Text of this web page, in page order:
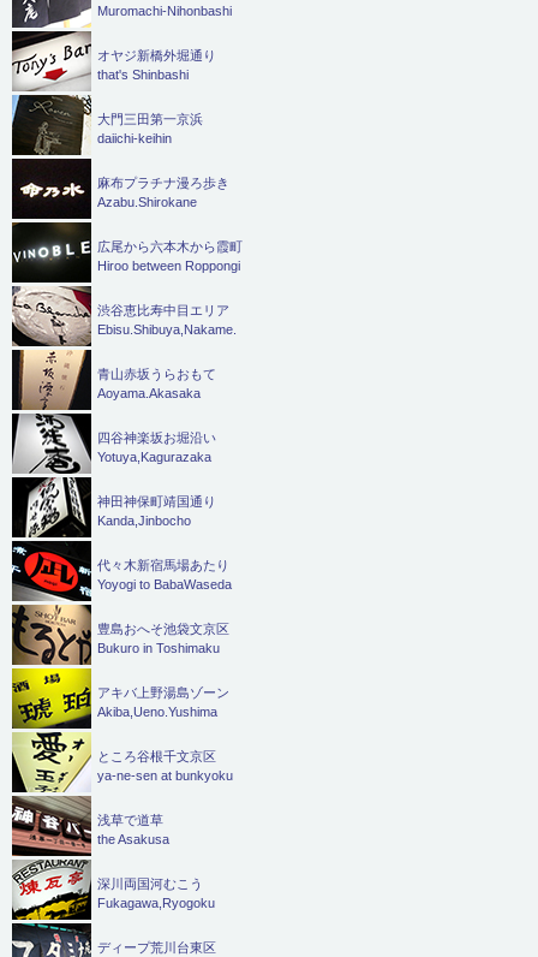
Muromachi-Nihonbashi
オヤジ新橋外堀通り
that's Shinbashi
大門三田第一京浜
daiichi-keihin
麻布プラチナ漫ろ歩き
Azabu.Shirokane
広尾から六本木から霞町
Hiroo between Roppongi
渋谷恵比寿中目エリア
Ebisu.Shibuya,Nakame.
青山赤坂うらおもて
Aoyama.Akasaka
四谷神楽坂お堀沿い
Yotuya,Kagurazaka
神田神保町靖国通り
Kanda,Jinbocho
代々木新宿馬場あたり
Yoyogi to BabaWaseda
豊島おへそ池袋文京区
Bukuro in Toshimaku
アキバ上野湯島ゾーン
Akiba,Ueno.Yushima
ところ谷根千文京区
ya-ne-sen at bunkyoku
浅草で道草
the Asakusa
深川両国河むこう
Fukagawa,Ryogoku
ディープ荒川台東区